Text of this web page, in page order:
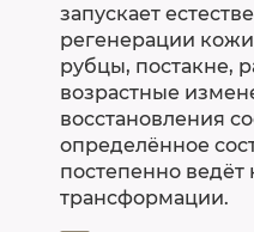
запускает
регенерации
рубцы, постакне,
возрастные
восстановления
определённое
постепенно ведёт
трансформации.